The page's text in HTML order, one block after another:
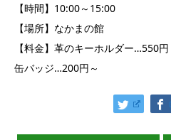
【時間】10:00～15:00
【場所】なかまの館
【料金】革のキーホルダー…550円
缶バッジ…200円～